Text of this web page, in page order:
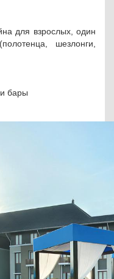
для взрослых, один
шезлонги,
бары